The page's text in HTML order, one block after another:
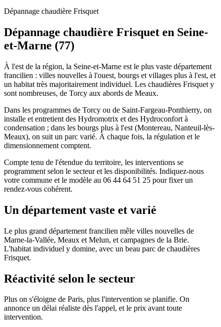
Dépannage chaudière Frisquet
Dépannage chaudière Frisquet en Seine-
et-Marne (77)
À l'est de la région, la Seine-et-Marne est le plus vaste département
francilien : villes nouvelles à l'ouest, bourgs et villages plus à l'est, et
un habitat très majoritairement individuel. Les chaudières Frisquet y
sont nombreuses, de Torcy aux abords de Meaux.
Dans les programmes de Torcy ou de Saint-Fargeau-Ponthierry, on
installe et entretient des Hydromotrix et des Hydroconfort à
condensation ; dans les bourgs plus à l'est (Montereau, Nanteuil-lès-
Meaux), on suit un parc varié. À chaque fois, la régulation et le
dimensionnement comptent.
Compte tenu de l'étendue du territoire, les interventions se
programment selon le secteur et les disponibilités. Indiquez-nous
votre commune et le modèle au 06 44 64 51 25 pour fixer un
rendez-vous cohérent.
Un département vaste et varié
Le plus grand département francilien mêle villes nouvelles de
Marne-la-Vallée, Meaux et Melun, et campagnes de la Brie.
L'habitat individuel y domine, avec un beau parc de chaudières
Frisquet.
Réactivité selon le secteur
Plus on s'éloigne de Paris, plus l'intervention se planifie. On
annonce un délai réaliste dès l'appel, et le prix avant toute
intervention.